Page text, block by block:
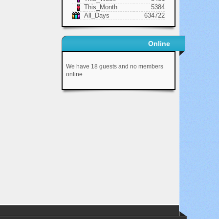
This_Month
5384
All_Days
634722
Online
We have 18 guests and no members
online